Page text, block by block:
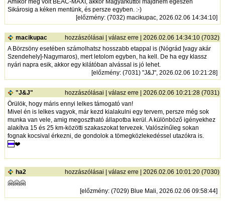
Sikárosig a kéken mentünk, és persze egyben. :-)
[előzmény: (7032) macikupac, 2026.02.06 14:34:10]
macikupac hozzászólásai |válasz erre | 2026.02.06 14:34:10 (7032)
A Börzsöny esetében számolhatsz hosszabb etappal is (Nógrád [vagy akár
Szendehely]-Nagymaros), mert letolom egyben, ha kell. De ha egy klassz
nyári napra esik, akkor egy kilátóban alvással is jó lehet.
[előzmény: (7031) "J&J", 2026.02.06 10:21:28]
"J&J" hozzászólásai |válasz erre | 2026.02.06 10:21:28 (7031)
Örülök, hogy máris ennyi lelkes támogató van!
Mivel én is lelkes vagyok, már kezd kialakulni egy tervem, persze még sok
munka van vele, amig megosztható állapotba kerül. A különböző igényekhez
alakítva 15 és 25 km-közötti szakaszokat tervezek. Valószínűleg sokan
fognak kocsival érkezni, de gondolok a tömegközlekedéssel utazókra is.
❤️
ha2 hozzászólásai |válasz erre | 2026.02.06 10:01:20 (7030)
🤗🤗🤗
[előzmény: (7029) Blue Mali, 2026.02.06 09:58:44]